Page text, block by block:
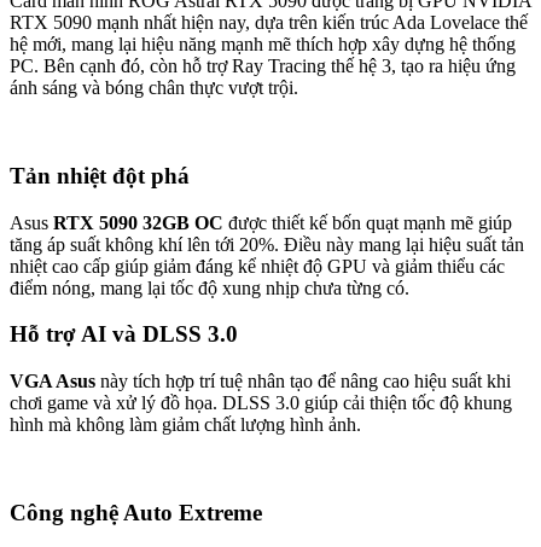
RTX 5090 mạnh nhất hiện nay, dựa trên kiến trúc Ada Lovelace thế
hệ mới, mang lại hiệu năng mạnh mẽ thích hợp xây dựng hệ thống
PC. Bên cạnh đó, còn hỗ trợ Ray Tracing thế hệ 3, tạo ra hiệu ứng
ánh sáng và bóng chân thực vượt trội.
Tản nhiệt đột phá
Asus RTX 5090 32GB OC được thiết kế bốn quạt mạnh mẽ giúp
tăng áp suất không khí lên tới 20%. Điều này mang lại hiệu suất tản
nhiệt cao cấp giúp giảm đáng kể nhiệt độ GPU và giảm thiểu các
điểm nóng, mang lại tốc độ xung nhịp chưa từng có.
Hỗ trợ AI và DLSS 3.0
VGA Asus này tích hợp trí tuệ nhân tạo để nâng cao hiệu suất khi
chơi game và xử lý đồ họa. DLSS 3.0 giúp cải thiện tốc độ khung
hình mà không làm giảm chất lượng hình ảnh.
Công nghệ Auto Extreme